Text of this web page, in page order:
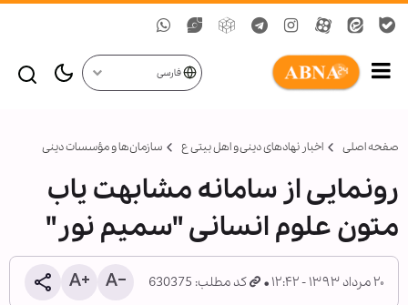
فارسی
صفحه اصلی اخبار نهادهای دینی و اهل بیتی ع سازمان‌ها و مؤسسات دینی
رونمایی از سامانه مشابهت یاب
متون علوم انسانی "سمیم نور"
۲۰ مرداد ۱۳۹۳ - ۱۲:۴۲ کد مطلب: 630375